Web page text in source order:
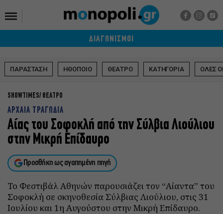
ΔΙΑΓΩΝΙΣΜΟΙ
ΠΑΡΑΣΤΑΣΗ ΗΘΟΠΟΙΟ ΘΕΑΤΡΟ ΚΑΤΗΓΟΡΙΑ ΟΛΕΣ
SHOWTIMES ΘΕΑΤΡΟ
ΑΡΧΑΙΑ ΤΡΑΓΩΔΙΑ
Αίας του Σοφοκλή από την Σύλβια Λιούλιου
στην Μικρή Επίδαυρο
Προσθήκη ως αγαπημένη πηγή
Το Φεστιβάλ Αθηνών παρουσιάζει τον “Αίαντα” του
Σοφοκλή σε σκηνοθεσία Σύλβιας Λιούλιου, στις 31
Ιουλίου και 1η Αυγούστου στην Μικρή Επίδαυρο.